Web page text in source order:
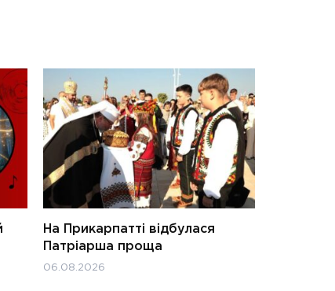
На Прикарпатті відбулася
Патріарша проща
06.08.2026